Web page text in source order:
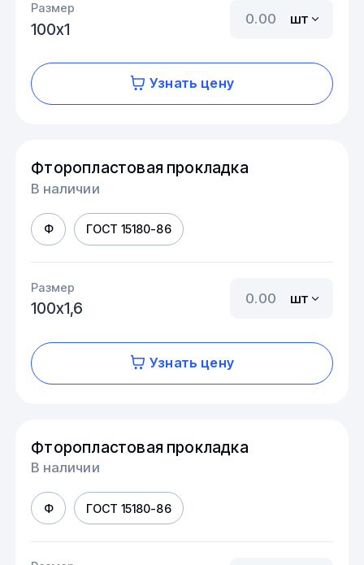
Размер
100х1
шт
Узнать цену
Фторопластовая прокладка
В наличии
Ф ГОСТ 15180-86
Размер
100х1,6
шт
Узнать цену
Фторопластовая прокладка
В наличии
Ф ГОСТ 15180-86